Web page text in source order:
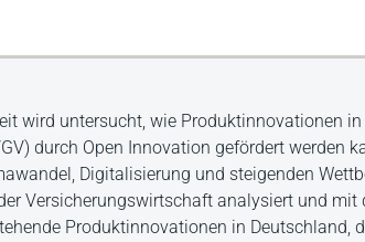
wird untersucht, wie Produktinnovationen in
durch Open Innovation gefördert werden
Digitalisierung und steigenden
Versicherungswirtschaft analysiert und mit
Produktinnovationen in Deutschland,